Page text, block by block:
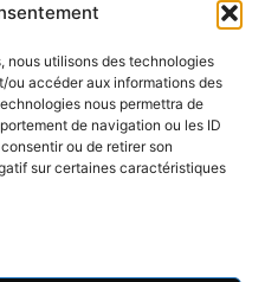
nous utilisons des technologies
accéder aux informations des
nous permettra de
de navigation ou les ID
ou de retirer son
sur certaines caractéristiques